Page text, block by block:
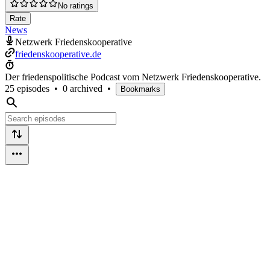
No ratings
Rate
News
Netzwerk Friedenskooperative
friedenskooperative.de
Der friedenspolitische Podcast vom Netzwerk Friedenskooperative.
25 episodes • 0 archived • Bookmarks